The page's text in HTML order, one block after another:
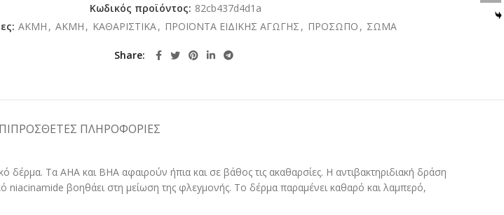
Κωδικός προϊόντος: 82cb437d4d1a
ΑΚΜΗ , ΑΚΜΗ , ΚΑΘΑΡΙΣΤΙΚΑ, ΠΡΟΪΟΝΤΑ ΕΙΔΙΚΗΣ ΑΓΩΓΗΣ , ΠΡΟΣΩΠΟ , ΣΩΜΑ
Share
ΠΛΗΡΟΦΟΡΊΕΣ
δέρμα. Τα ΑΗΑ και ΒΗΑ αφαιρούν ήπια και σε βάθος τις ακαθαρσίες. Η αντιβακτηριδιακή δράση
βοηθάει στη μείωση της φλεyμονής. Το δέρμα παραμένει καθαρό και λαμπερό,